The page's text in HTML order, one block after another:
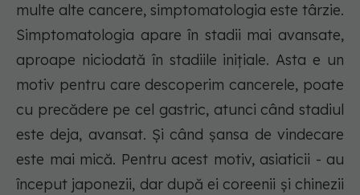
multe alte cancere, simptomatologia este târzie.
Simptomatologia apare în stadii mai avansate,
aproape niciodată în stadiile inițiale. Asta e un
motiv pentru care descoperim cancerele, poate
cu precădere pe cel gastric, atunci când stadiul
este deja, avansat. Și când șansa de vindecare
este mai mică. Pentru acest motiv, asiaticii - au
început japonezii, dar după ei coreenii și chinezii